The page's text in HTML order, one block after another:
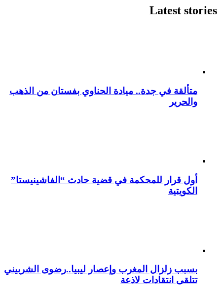
Latest stories
متألقة في جدة.. ميادة الحناوي بفستان من الذهب
والحرير
أول قرار للمحكمة في قضية حادث “الفاشينيستا”
الكويتية
بسبب زلزال المغرب وإعصار ليبيا..رضوى الشربيني
تتلقى انتقادات لاذعة